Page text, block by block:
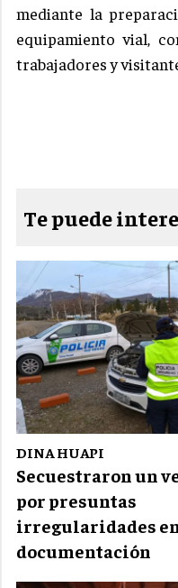
mediante la
equipamiento vial,
trabajadores y
Te puede
DINA HUAPI
Secuestraron un
por presuntas
irregularidades
documentación